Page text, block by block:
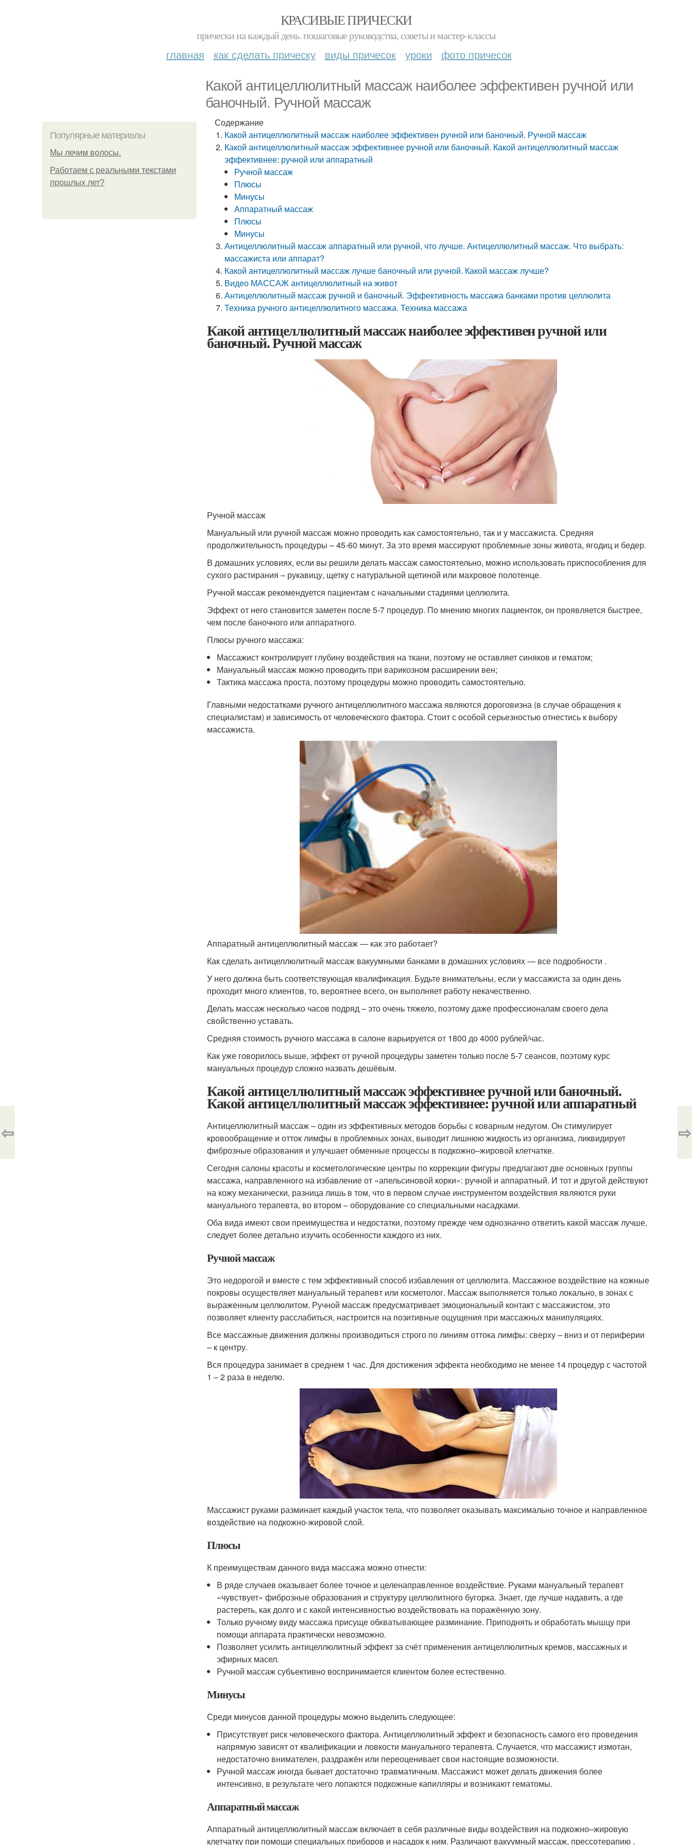
КРАСИВЫЕ ПРИЧЕСКИ
прически на каждый день. пошаговые руководства, советы и мастер-классы
главная как сделать прическу виды причесок уроки фото причесок
Какой антицеллюлитный массаж наиболее эффективен ручной или
баночный. Ручной массаж
Популярные материалы
Мы лечим волосы.
Работаем с реальными текстами
прошлых лет?
Содержание
Какой антицеллюлитный массаж наиболее эффективен ручной или баночный. Ручной массаж
Какой антицеллюлитный массаж эффективнее ручной или баночный. Какой антицеллюлитный массаж
эффективнее: ручной или аппаратный
Ручной массаж
Плюсы
Минусы
Аппаратный массаж
Плюсы
Минусы
Антицеллюлитный массаж аппаратный или ручной, что лучше. Антицеллюлитный массаж. Что выбрать:
массажиста или аппарат?
Какой антицеллюлитный массаж лучше баночный или ручной. Какой массаж лучше?
Видео МАССАЖ антицеллюлитный на живот
Антицеллюлитный массаж ручной и баночный. Эффективность массажа банками против целлюлита
Техника ручного антицеллюлитного массажа. Техника массажа
Какой антицеллюлитный массаж наиболее эффективен ручной или
баночный. Ручной массаж
Ручной массаж
Мануальный или ручной массаж можно проводить как самостоятельно, так и у массажиста. Средняя
продолжительность процедуры – 45-60 минут. За это время массируют проблемные зоны живота, ягодиц и бедер.
В домашних условиях, если вы решили делать массаж самостоятельно, можно использовать приспособления для
сухого растирания – рукавицу, щетку с натуральной щетиной или махровое полотенце.
Ручной массаж рекомендуется пациентам с начальными стадиями целлюлита.
Эффект от него становится заметен после 5-7 процедур. По мнению многих пациенток, он проявляется быстрее,
чем после баночного или аппаратного.
Плюсы ручного массажа:
Массажист контролирует глубину воздействия на ткани, поэтому не оставляет синяков и гематом;
Мануальный массаж можно проводить при варикозном расширении вен;
Тактика массажа проста, поэтому процедуры можно проводить самостоятельно.
Главными недостатками ручного антицеллюлитного массажа являются дороговизна (в случае обращения к
специалистам) и зависимость от человеческого фактора. Стоит с особой серьезностью отнестись к выбору
массажиста.
Аппаратный антицеллюлитный массаж — как это работает?
Как сделать антицеллюлитный массаж вакуумными банками в домашних условиях — все подробности .
У него должна быть соответствующая квалификация. Будьте внимательны, если у массажиста за один день
проходит много клиентов, то, вероятнее всего, он выполняет работу некачественно.
Делать массаж несколько часов подряд – это очень тяжело, поэтому даже профессионалам своего дела
свойственно уставать.
Средняя стоимость ручного массажа в салоне варьируется от 1800 до 4000 рублей/час.
Как уже говорилось выше, эффект от ручной процедуры заметен только после 5-7 сеансов, поэтому курс
мануальных процедур сложно назвать дешёвым.
Какой антицеллюлитный массаж эффективнее ручной или баночный.
Какой антицеллюлитный массаж эффективнее: ручной или аппаратный
Антицеллюлитный массаж – один из эффективных методов борьбы с коварным недугом. Он стимулирует
кровообращение и отток лимфы в проблемных зонах, выводит лишнюю жидкость из организма, ликвидирует
фиброзные образования и улучшает обменные процессы в подкожно–жировой клетчатке.
Сегодня салоны красоты и косметологические центры по коррекции фигуры предлагают две основных группы
массажа, направленного на избавление от «апельсиновой корки»: ручной и аппаратный. И тот и другой действуют
на кожу механически, разница лишь в том, что в первом случае инструментом воздействия являются руки
мануального терапевта, во втором – оборудование со специальными насадками.
Оба вида имеют свои преимущества и недостатки, поэтому прежде чем однозначно ответить какой массаж лучше,
следует более детально изучить особенности каждого из них.
Ручной массаж
Это недорогой и вместе с тем эффективный способ избавления от целлюлита. Массажное воздействие на кожные
покровы осуществляет мануальный терапевт или косметолог. Массаж выполняется только локально, в зонах с
выраженным целлюлитом. Ручной массаж предусматривает эмоциональный контакт с массажистом, это
позволяет клиенту расслабиться, настроится на позитивные ощущения при массажных манипуляциях.
Все массажные движения должны производиться строго по линиям оттока лимфы: сверху – вниз и от периферии
– к центру.
Вся процедура занимает в среднем 1 час. Для достижения эффекта необходимо не менее 14 процедур с частотой
1 – 2 раза в неделю.
Массажист руками разминает каждый участок тела, что позволяет оказывать максимально точное и направленное
воздействие на подкожно-жировой слой.
Плюсы
К преимуществам данного вида массажа можно отнести:
В ряде случаев оказывает более точное и целенаправленное воздействие. Руками мануальный терапевт
«чувствует» фиброзные образования и структуру целлюлитного бугорка. Знает, где лучше надавить, а где
растереть, как долго и с какой интенсивностью воздействовать на поражённую зону.
Только ручному виду массажа присуще обхватывающее разминание. Приподнять и обработать мышцу при
помощи аппарата практически невозможно.
Позволяет усилить антицеллюлитный эффект за счёт применения антицеллюлитных кремов, массажных и
эфирных масел.
Ручной массаж субъективно воспринимается клиентом более естественно.
Минусы
Среди минусов данной процедуры можно выделить следующее:
Присутствует риск человеческого фактора. Антицеллюлитный эффект и безопасность самого его проведения
напрямую зависят от квалификации и ловкости мануального терапевта. Случается, что массажист измотан,
недостаточно внимателен, раздражён или переоценивает свои настоящие возможности.
Ручной массаж иногда бывает достаточно травматичным. Массажист может делать движения более
интенсивно, в результате чего лопаются подкожные капилляры и возникают гематомы.
Аппаратный массаж
Аппаратный антицеллюлитный массаж включает в себя различные виды воздействия на подкожно–жировую
клетчатку при помощи специальных приборов и насадок к ним. Различают вакуумный массаж, прессотерапию ,
⇦ ⇨